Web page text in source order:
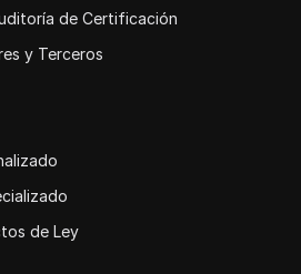
de Certificación
y Terceros
de Ley